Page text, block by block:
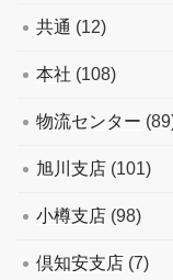
共通 (12)
本社 (108)
物流センター
旭川支店 (101)
小樽支店 (98)
倶知安支店 (7)